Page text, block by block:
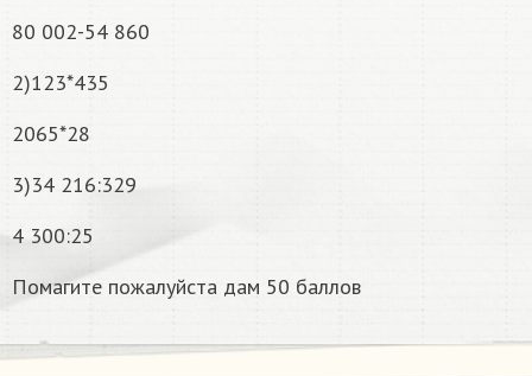
80 002-54 860
2)123*435
2065*28
3)34 216:329
4 300:25
Помагите пожалуйста дам 50 баллов